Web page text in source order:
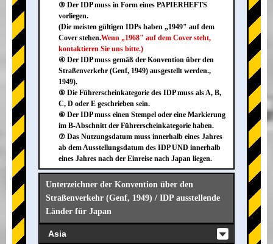
③ Der IDP muss in Form eines PAPIERHEFTS
vorliegen.
(Die meisten gültigen IDPs haben „1949" auf dem
Cover stehen.Wenn „1968" auf dem Cover steht,
kontaktieren Sie uns bitte.)
④ Der IDP muss gemäß der Konvention über den
Straßenverkehr (Genf, 1949) ausgestellt werden.,
1949).
⑤ Die Führerscheinkategorie des IDP muss als A, B,
C, D oder E geschrieben sein.
⑥ Der IDP muss einen Stempel oder eine Markierung
im B-Abschnitt der Führerscheinkategorie haben.
⑦ Das Nutzungsdatum muss innerhalb eines Jahres
ab dem Ausstellungsdatum des IDP UND innerhalb
eines Jahres nach der Einreise nach Japan liegen.
Unterzeichner der Konvention über den
Straßenverkehr (Genf, 1949) / IDP ausstellende
Länder für Japan
Asia